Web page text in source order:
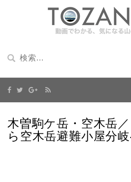
木曽駒ケ岳・空木岳
ら空木岳避難小屋分